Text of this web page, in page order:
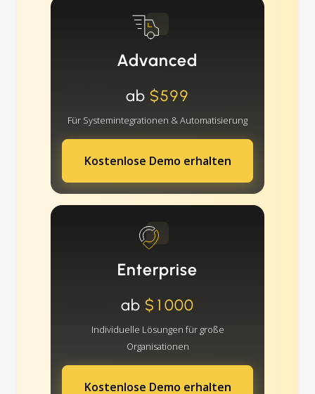
Advanced
ab$599
Für Systemintegrationen & Automatisierung
Kostenlose Demo erhalten
Enterprise
ab$1000
Individuelle Lösungen für große
Organisationen
Kostenlose Demo erhalten